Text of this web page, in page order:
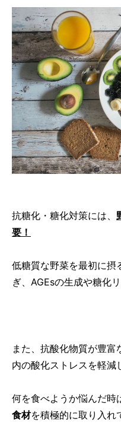
抗糖化・糖化対策には、
要！
低糖質な野菜を最初に摂
ぎ、AGEsの生成や糖化
また、抗酸化物質が豊
内の酸化ストレスを軽減
何を食べようか悩んだ時
食材を積極的に取り入れ